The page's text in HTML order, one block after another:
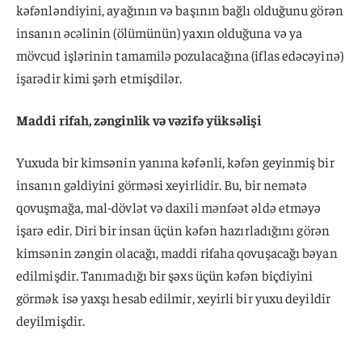
kəfənləndiyini, ayağının və başının bağlı olduğunu görən
insanın əcəlinin (ölümünün) yaxın olduğuna və ya
mövcud işlərinin tamamilə pozulacağına (iflas edəcəyinə)
işarədir kimi şərh etmişdilər.
Maddi rifah, zənginlik və vəzifə yüksəlişi
Yuxuda bir kimsənin yanına kəfənli, kəfən geyinmiş bir
insanın gəldiyini görməsi xeyirlidir. Bu, bir nemətə
qovuşmağa, mal-dövlət və daxili mənfəət əldə etməyə
işarə edir. Diri bir insan üçün kəfən hazırladığını görən
kimsənin zəngin olacağı, maddi rifaha qovuşacağı bəyan
edilmişdir. Tanımadığı bir şəxs üçün kəfən biçdiyini
görmək isə yaxşı hesab edilmir, xeyirli bir yuxu deyildir
deyilmişdir.